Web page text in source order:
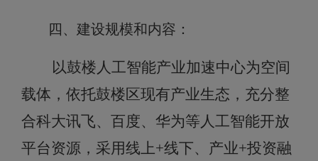
四、建设规模和内容：
以鼓楼人工智能产业加速中心为空间
载体，依托鼓楼区现有产业生态，充分整
合科大讯飞、百度、华为等人工智能开放
平台资源，采用线上+线下、产业+投资融